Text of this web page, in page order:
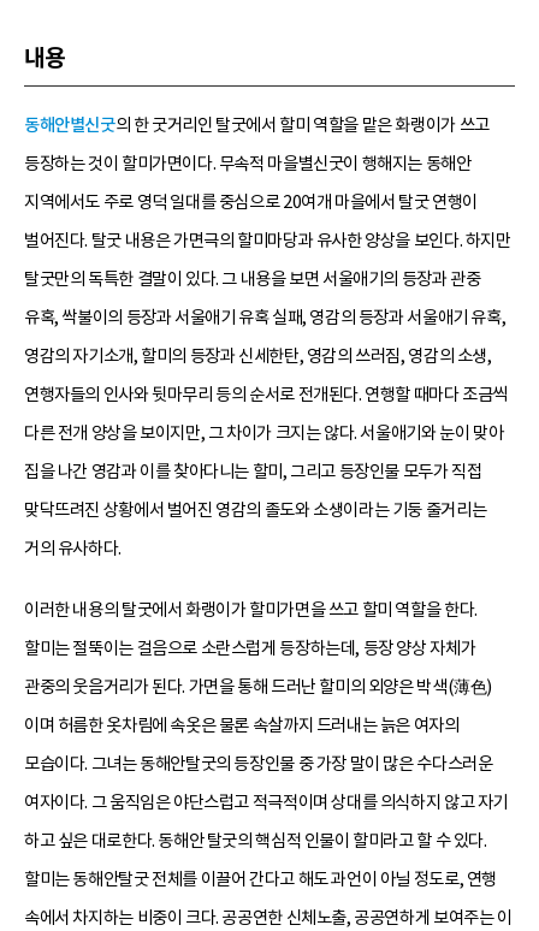
내용
동해안별신굿의 한 굿거리인 탈굿에서 할미 역할을 맡은 화랭이가 쓰고
등장하는 것이 할미가면이다. 무속적 마을별신굿이 행해지는 동해안
지역에서도 주로 영덕 일대를 중심으로 20여개 마을에서 탈굿 연행이
벌어진다. 탈굿 내용은 가면극의 할미마당과 유사한 양상을 보인다. 하지만
탈굿만의 독특한 결말이 있다. 그 내용을 보면 서울애기의 등장과 관중
유혹, 싹불이의 등장과 서울애기 유혹 실패, 영감의 등장과 서울애기 유혹,
영감의 자기소개, 할미의 등장과 신세한탄, 영감의 쓰러짐, 영감의 소생,
연행자들의 인사와 뒷마무리 등의 순서로 전개된다. 연행할 때마다 조금씩
다른 전개 양상을 보이지만, 그 차이가 크지는 않다. 서울애기와 눈이 맞아
집을 나간 영감과 이를 찾아다니는 할미, 그리고 등장인물 모두가 직접
맞닥뜨려진 상황에서 벌어진 영감의 졸도와 소생이라는 기둥 줄거리는
거의 유사하다.
이러한 내용의 탈굿에서 화랭이가 할미가면을 쓰고 할미 역할을 한다.
할미는 절뚝이는 걸음으로 소란스럽게 등장하는데, 등장 양상 자체가
관중의 웃음거리가 된다. 가면을 통해 드러난 할미의 외양은 박색(薄色)
이며 허름한 옷차림에 속옷은 물론 속살까지 드러내는 늙은 여자의
모습이다. 그녀는 동해안탈굿의 등장인물 중 가장 말이 많은 수다스러운
여자이다. 그 움직임은 야단스럽고 적극적이며 상대를 의식하지 않고 자기
하고 싶은 대로한다. 동해안 탈굿의 핵심적 인물이 할미라고 할 수 있다.
할미는 동해안탈굿 전체를 이끌어 간다고 해도 과언이 아닐 정도로, 연행
속에서 차지하는 비중이 크다. 공공연한 신체노출, 공공연하게 보여주는 이